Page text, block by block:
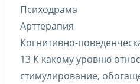
Психодрама
Арттерапия
Когнитивно-
13 К какому уровню
стимулирование,